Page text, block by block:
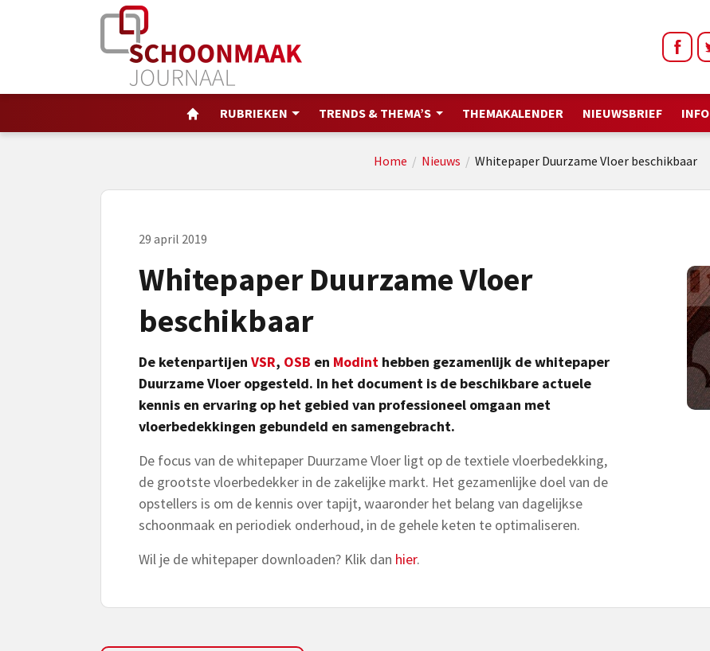
RUBRIEKEN TRENDS & THEMA’S THEMAKALENDER NIEUWSBRIEF INFO
Home / Nieuws / Whitepaper Duurzame Vloer beschikbaar
29 april 2019
Whitepaper Duurzame Vloer
beschikbaar
De ketenpartijen VSR, OSB en Modint hebben gezamenlijk de whitepaper
Duurzame Vloer opgesteld. In het document is de beschikbare actuele
kennis en ervaring op het gebied van professioneel omgaan met
vloerbedekkingen gebundeld en samengebracht.
De focus van de whitepaper Duurzame Vloer ligt op de textiele vloerbedekking,
de grootste vloerbedekker in de zakelijke markt. Het gezamenlijke doel van de
opstellers is om de kennis over tapijt, waaronder het belang van dagelijkse
schoonmaak en periodiek onderhoud, in de gehele keten te optimaliseren.
Wil je de whitepaper downloaden? Klik dan hier.